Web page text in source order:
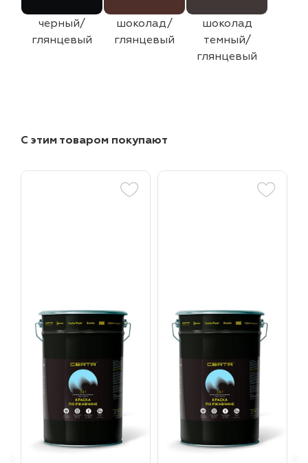
черный/
глянцевый
шоколад/
глянцевый
шоколад
темный/
глянцевый
С этим товаром покупают